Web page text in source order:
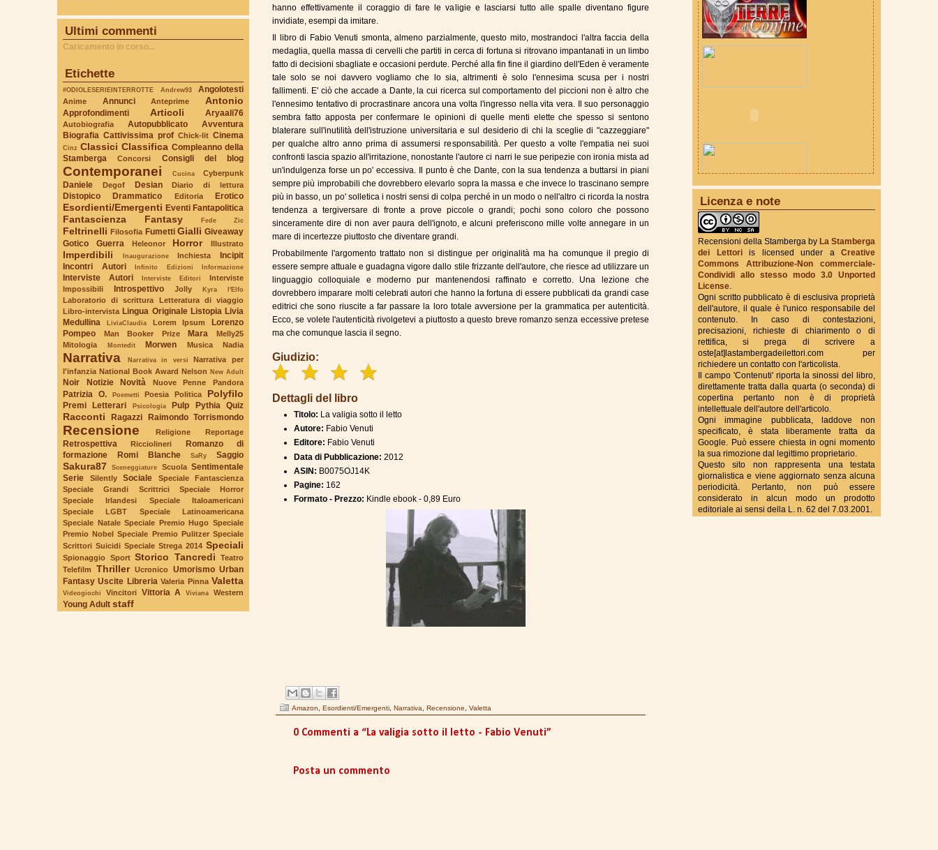
Ultimi commenti
Caricamento in corso...
Etichette
#ODIOLESERIEINTERROTTE Andrew93 Angolotesti
Anime Annunci Anteprime Antonio
Approfondimenti Articoli Aryaali76
Autobiografia Autopubblicato
Avventura
Biografia Cattivissima prof Chick-lit Cinema
Cinz Classici Classifica Compleanno della
Stamberga
Concorsi Consigli del blog
Contemporanei Cucina Cyberpunk
Daniele Degof Desian Diario di lettura
Distopico Drammatico Editoria Erotico
Esordienti/Emergenti Eventi Fantapolitica
Fantascienza Fantasy Fede Zic
Feltrinelli Filosofia Fumetti Gialli Giveaway
Gotico
Guerra Heleonor Horror Illustrato
Imperdibili Inaugurazione Inchiesta
Incipit
Incontri Autori
Infinito Edizioni Informazione
Interviste Autori Interviste Editori
Interviste
Impossibili
Introspettivo Jolly Kyra l'Elfo
Laboratorio di scrittura
Letteratura di viaggio
Libro-intervista Lingua Originale Listopia Livia
Medullina
LiviaClaudia Lorem Ipsum
Lorenzo
Pompeo
Man Booker Prize Mara
Melly25
Mitologia
Montedit Morwen Musica Nadia
Narrativa Narrativa in versi
Narrativa per
l'infanzia National Book Award Nelson New Adult
Noir Notizie Novità Nuove Penne Pandora
Patrizia O. Poemetti Poesia Politica Polyfilo
Premi Letterari Psicologia Pulp Pythia Quiz
Racconti Ragazzi Raimondo Torrismondo
Recensione Religione Reportage
Retrospettiva Ricciolineri
Romanzo di
formazione
Romi Blanche SaRy Saggio
Sakura87 Sceneggiature Scuola Sentimentale
Serie
Silently Sociale
Speciale Fantascienza
Speciale Grandi Scrittrici
Speciale Horror
Speciale Irlandesi
Speciale Italoamericani
Speciale LGBT
Speciale Latinoamericana
Speciale Natale Speciale Premio Hugo Speciale
Premio Nobel Speciale Premio Pulitzer Speciale
Scrittori Suicidi Speciale Strega 2014 Speciali
Spionaggio Sport Storico Tancredi
Teatro
Telefilm
Thriller Ucronico Umorismo Urban
Fantasy Uscite Libreria Valeria Pinna Valetta
Videogiochi Vincitori Vittoria A Viviana Western
Young Adult staff
hanno effettivamente il coraggio di fare le valigie e lasciarsi tutto alle spalle diventano figure
invidiate, esempi da imitare.
Il libro di Fabio Venuti smonta, almeno parzialmente, questo mito, mostrandoci l'altra faccia della
medaglia, quella massa di cervelli che partiti in cerca di fortuna si ritrovano impantanati in un limbo
fatto di decisioni sbagliate e occasioni perdute. Perché alla fin fine il giardino dell'Eden è veramente
tale solo se noi davvero vogliamo che lo sia, altrimenti è solo l'ennesima scusa per i nostri
fallimenti. E' ciò che accade a Dante, la cui ricerca sul comportamento del piccioni non è altro che
l'ennesimo tentativo di procrastinare ancora una volta l'ingresso nella vita vera. Il suo personaggio
sembra fatto apposta per confermare le opinioni di quelle menti elette che spesso si sentono
blaterare sull'inutilità dell'istruzione universitaria e sul desiderio di chi la sceglie di "cazzeggiare"
per qualche altro anno prima di assumersi responsabilità. Per questo a volte l'empatia nei suoi
confronti lascia spazio all'irritazione, nonostante l'autore ci narri le sue peripezie con ironia mista ad
un'indulgenza forse un po' eccessiva. Il punto è che Dante, con la sua tendenza a buttarsi in piani
sempre più improbabili che dovrebbero elevarlo sopra la massa e che invece lo trascinano sempre
più in basso, un po' solletica i nostri sensi di colpa perché in un modo o nell'altro ci ricorda la nostra
tendenza a tergiversare di fronte a prove piccole o grandi; pochi sono coloro che possono
sinceramente dire di non aver paura dell'ignoto, e alcuni preferiscono mille volte annegare in un
mare di incertezze piuttosto che diventare grandi.
Probabilmente l'argomento trattato non si distingue per originalità ma ha comunque il pregio di
essere sempre attuale e guadagna vigore dallo stile frizzante dell'autore, che riesce ad utilizzare un
linguaggio colloquiale e moderno pur mantenendosi raffinato e corretto. Una lezione che
dovrebbero imparare molti celebrati autori che hanno la fortuna di essere pubblicati da grandi case
editrici che sono riuscite a far passare la loro totale avversione per la grammatica per autenticità.
Ecco, se volete l'autenticità rivolgetevi a piuttosto a questo breve romanzo senza eccessive pretese
ma che comunque lascia il segno.
Giudizio:
Dettagli del libro
Titolo: La valigia sotto il letto
Autore: Fabio Venuti
Editore: Fabio Venuti
Data di Pubblicazione: 2012
ASIN: B0075OJ14K
Pagine: 162
Formato - Prezzo: Kindle ebook - 0,89 Euro
Amazon, Esordienti/Emergenti, Narrativa, Recensione, Valetta
0 Commenti a “La valigia sotto il letto - Fabio Venuti”
Posta un commento
True Fantasy Italy
Licenza e note
Recensioni della Stamberga by La Stamberga
dei Lettoriis licensed under a Creative
Commons Attribuzione-Non commerciale-
Condividi allo stesso modo 3.0 Unported
License.
Ogni scritto pubblicato è di esclusiva proprietà
dell'autore, il quale è l'unico responsabile del
contenuto. In caso di contestazioni,
precisazioni, richieste di chiarimento o di
rettifica, si prega di scrivere a
oste[at]lastambergadeilettori.com per
richiedere un contatto con l'articolista.
Il campo 'Contenuti' riporta la sinossi del libro,
direttamente tratta dalla quarta (o seconda) di
copertina pertanto non è di proprietà
intellettuale dell'autore dell'articolo.
Ogni immagine pubblicata, laddove non
specificato, è stata liberamente tratta da
Google. Può essere chiesta in ogni momento
la sua rimozione dal legittimo proprietario.
Questo sito non rappresenta una testata
giornalistica e viene aggiornato senza alcuna
periodicità. Pertanto, non può essere
considerato in alcun modo un prodotto
editoriale ai sensi della L. n. 62 del 7.03.2001.